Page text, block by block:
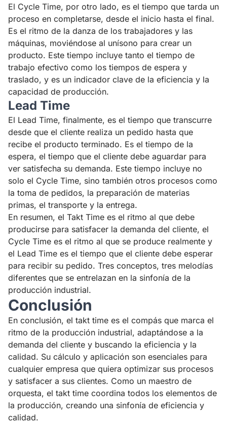
El Cycle Time, por otro lado, es el tiempo que tarda un
proceso en completarse, desde el inicio hasta el final.
Es el ritmo de la danza de los trabajadores y las
máquinas, moviéndose al unísono para crear un
producto. Este tiempo incluye tanto el tiempo de
trabajo efectivo como los tiempos de espera y
traslado, y es un indicador clave de la eficiencia y la
capacidad de producción.
Lead Time
El Lead Time, finalmente, es el tiempo que transcurre
desde que el cliente realiza un pedido hasta que
recibe el producto terminado. Es el tiempo de la
espera, el tiempo que el cliente debe aguardar para
ver satisfecha su demanda. Este tiempo incluye no
solo el Cycle Time, sino también otros procesos como
la toma de pedidos, la preparación de materias
primas, el transporte y la entrega.
En resumen, el Takt Time es el ritmo al que debe
producirse para satisfacer la demanda del cliente, el
Cycle Time es el ritmo al que se produce realmente y
el Lead Time es el tiempo que el cliente debe esperar
para recibir su pedido. Tres conceptos, tres melodías
diferentes que se entrelazan en la sinfonía de la
producción industrial.
Conclusión
En conclusión, el takt time es el compás que marca el
ritmo de la producción industrial, adaptándose a la
demanda del cliente y buscando la eficiencia y la
calidad. Su cálculo y aplicación son esenciales para
cualquier empresa que quiera optimizar sus procesos
y satisfacer a sus clientes. Como un maestro de
orquesta, el takt time coordina todos los elementos de
la producción, creando una sinfonía de eficiencia y
calidad.